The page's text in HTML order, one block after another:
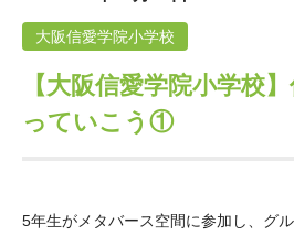
設立趣意書
沿革 40年
役員・評議員 公
中谷財団事業紹介
神戸賞 長
大学院生奨学金
国
中谷財団動画
その他情
大阪信愛学院小学校
【大阪信愛学院小学校
っていこう①
5年生がメタバース空間に参加し、グ